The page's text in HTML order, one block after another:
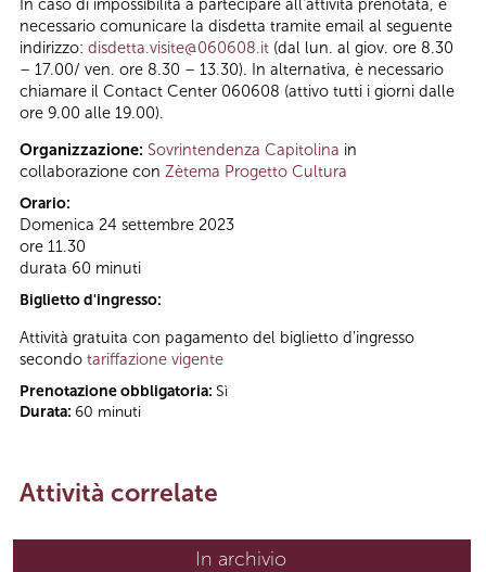
In caso di impossibilità a partecipare all’attività prenotata, è
necessario comunicare la disdetta tramite email al seguente
indirizzo: disdetta.visite@060608.it (dal lun. al giov. ore 8.30
– 17.00/ ven. ore 8.30 – 13.30). In alternativa, è necessario
chiamare il Contact Center 060608 (attivo tutti i giorni dalle
ore 9.00 alle 19.00).
Organizzazione: Sovrintendenza Capitolina in
collaborazione con Zètema Progetto Cultura
Orario:
Domenica 24 settembre 2023
ore 11.30
durata 60 minuti
Biglietto d'ingresso:
Attività gratuita con pagamento del biglietto d'ingresso
secondo tariffazione vigente
Prenotazione obbligatoria: Sì
Durata: 60 minuti
Attività correlate
In archivio